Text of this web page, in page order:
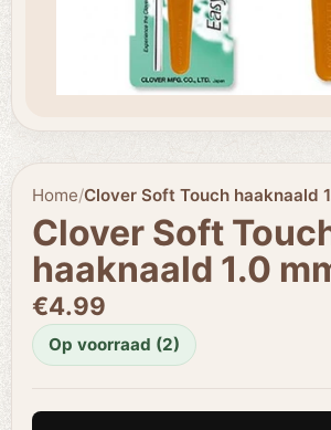
Home/Clover Soft Touch haaknaald
Clover Soft
haaknaald 1.0
€4.99
Op voorraad (2)